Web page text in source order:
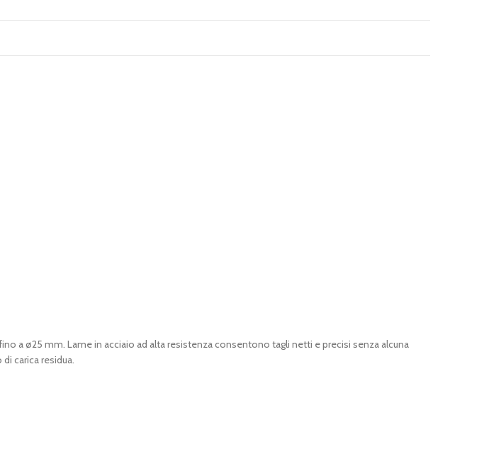
a ø25 mm. Lame in acciaio ad alta resistenza consentono tagli netti e precisi senza alcuna
carica residua.